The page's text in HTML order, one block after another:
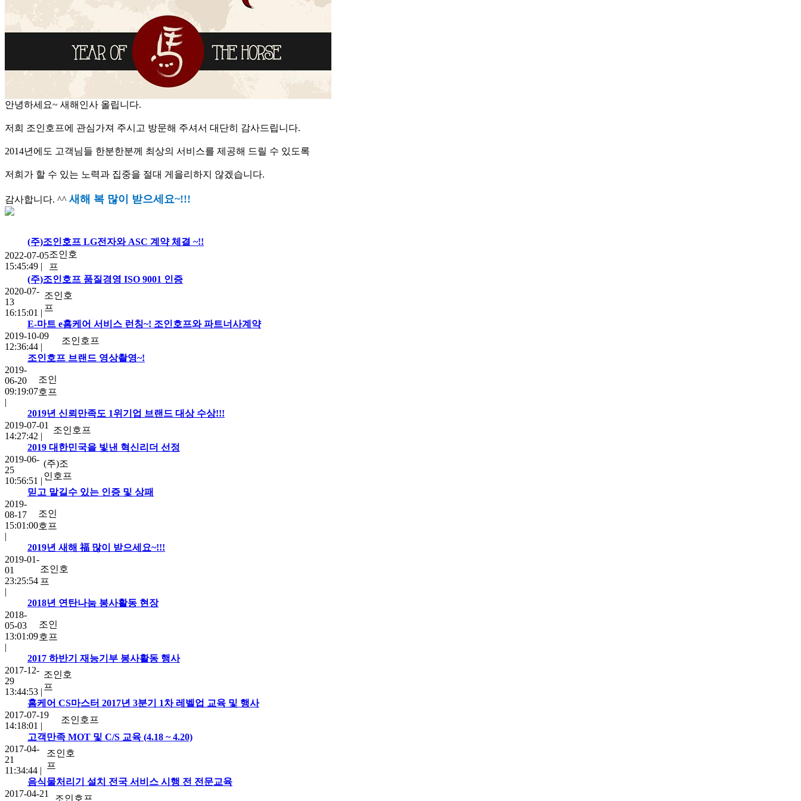
안녕하세요~ 새해인사 올립니다.
저희 조인호프에 관심가져 주시고 방문해 주셔서 대단히 감사드립니다.
2014년에도 고객님들 한분한분께 최상의 서비스를 제공해 드릴 수 있도록
저희가 할 수 있는 노력과 집중을 절대 게을리하지 않겠습니다.
감사합니다. ^^ 새해 복 많이 받으세요~!!!
(주)조인호프 LG전자와 ASC 계약 체결 ~!!
2022-07-05
15:45:49 |
조인호
프
(주)조인호프 품질경영 ISO 9001 인증
2020-07-
13
16:15:01 |
조인호
프
E-마트 e홈케어 서비스 런칭~! 조인호프와 파트너사계약
2019-10-09
12:36:44 |
조인호프
조인호프 브랜드 영상촬영~!
2019-
06-20
09:19:07
|
조인
호프
2019년 신뢰만족도 1위기업 브랜드 대상 수상!!!
2019-07-01
14:27:42 |
조인호프
2019 대한민국을 빛낸 혁신리더 선정
2019-06-
25
10:56:51 |
(주)조
인호프
믿고 맡길수 있는 인증 및 상패
2019-
08-17
15:01:00
|
조인
호프
2019년 새해 福 많이 받으세요~!!!
2019-01-
01
23:25:54
|
조인호
프
2018년 연탄나눔 봉사활동 현장
2018-
05-03
13:01:09
|
조인
호프
2017 하반기 재능기부 봉사활동 행사
2017-12-
29
13:44:53 |
조인호
프
홈케어 CS마스터 2017년 3분기 1차 레벨업 교육 및 행사
2017-07-19
14:18:01 |
조인호프
고객만족 MOT 및 C/S 교육 (4.18 ~ 4.20)
2017-04-
21
11:34:44 |
조인호
프
음식물처리기 설치 전국 서비스 시행 전 전문교육
2017-04-21
조인호프